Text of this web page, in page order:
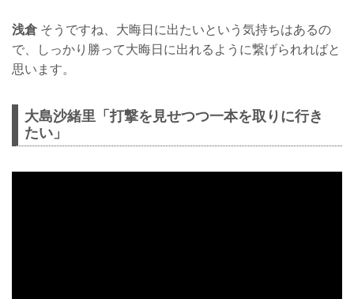
浅倉そうですね、大晦日に出たいという気持ちはあるの
で、しっかり勝って大晦日に出れるように繋げられればと
思います。
大島沙緒里「打撃を見せつつ一本を取りに行き
たい」